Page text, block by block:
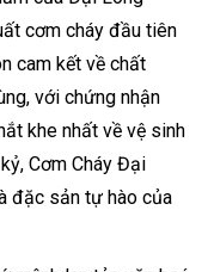
cơm cháy đầu tiên
cam kết về chất
với chứng nhận
khe nhất về vệ sinh
Cơm Cháy Đại
đặc sản tự hào của